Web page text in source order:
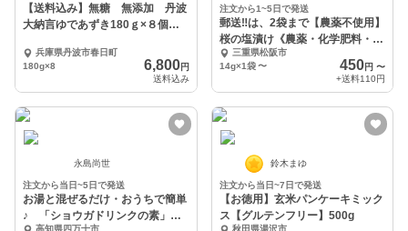
【送料込み】無糖 無添加 丹波
大納言ゆであずき180ｇ×８個
兵庫県丹波市春日町
180g×8
6,800円
送料込み
注文から1~5日で発送
郵送‼️は、2袋まで【農薬不使用】
桜の塩漬け《農薬・化学肥料・着
色料不使用》
三重県松阪市
14g×1袋 〜 450円 〜
+送料110円
永島尚世
注文から当日~5日で発送
お湯と混ぜるだけ・おうちで簡単
♪ 「ショウガドリンクの素」お
高知県四万十市
鈴木まゆ
注文から当日~7日で発送
【お徳用】玄米パンケーキミック
ス【グルテンフリー】500g
秋田県湯沢市